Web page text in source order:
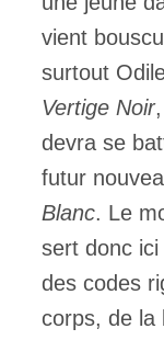
vient
surtout
Vertige Noir
devra se
futur
Blanc. Le
sert donc
des codes
corps, de la